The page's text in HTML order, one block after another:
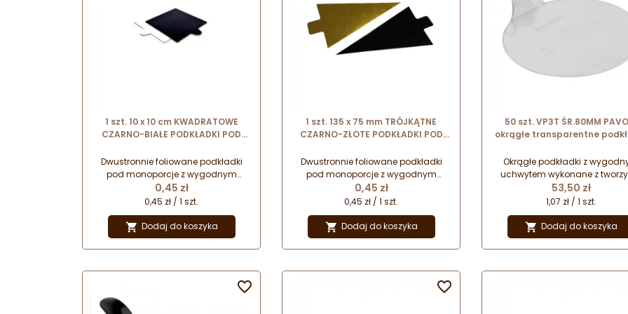
1 szt. 10 x 10 cm KWADRATOWE
CZARNO-BIAŁE PODKŁADKI POD
papierowe podkładki z uchwytem
Dwustronnie foliowane podkładki
pod monoporcje z wygodnym
uchwytem. Przeznaczone do
prezentacji i serwowania wyrobów
Cena
0,45 zł
0,45 zł / 1 szt.
 Dodaj do koszyka
1 szt. 135 x 75 mm TRÓJKĄTNE
CZARNO-ZŁOTE PODKŁADKI POD
papierowe podkładki z uchwytem
Dwustronnie foliowane podkładki
pod monoporcje z wygodnym
uchwytem. Przeznaczone do
prezentacji i serwowania wyrobów
Cena
0,45 zł
0,45 zł / 1 szt.
 Dodaj do koszyka
50 szt. VP3T ŚR.80MM
okrągłe transparentne
monoporcji
Okrągłe podkładki z
uchwytem wykonane z
przeznaczonego do kontaktu
żywnością. Idealnie sprawdzą
zarówno słodkich jak i
wyrobów. Idealne pod
przekąski. Przeznaczone do
gastronomicznych.
Cena
53,50 zł
1,07 zł / 1 szt.
 Dodaj do koszyka
 